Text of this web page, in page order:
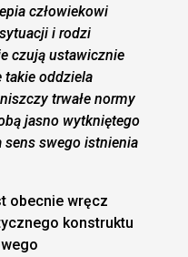
człowiekowi
i rodzi
czują ustawicznie
takie oddziela
trwałe normy
jasno wytkniętego
sens swego istnienia
obecnie wręcz
konstruktu